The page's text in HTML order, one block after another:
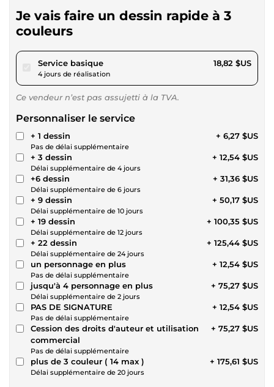
Je vais faire un dessin rapide à 3
couleurs
Service basiquepour 17,34 $US
4 jours de réalisation
18,82 $US
Ce vendeur n’est pas assujetti à la TVA.
Personnaliser le service
+ 1 dessin
Pas de délai supplémentaire
+ 6,27 $US
+ 3 dessin
Délai supplémentaire de 4 jours
+ 12,54 $US
+6 dessin
Délai supplémentaire de 6 jours
+ 31,36 $US
+ 9 dessin
Délai supplémentaire de 10 jours
+ 50,17 $US
+ 19 dessin
Délai supplémentaire de 12 jours
+ 100,35 $US
+ 22 dessin
Délai supplémentaire de 24 jours
+ 125,44 $US
un personnage en plus
Pas de délai supplémentaire
+ 12,54 $US
jusqu'à 4 personnage en plus
Délai supplémentaire de 2 jours
+ 75,27 $US
PAS DE SIGNATURE
Pas de délai supplémentaire
+ 12,54 $US
Cession des droits d'auteur et utilisation
commercial
Pas de délai supplémentaire
+ 75,27 $US
plus de 3 couleur ( 14 max )
Délai supplémentaire de 20 jours
+ 175,61 $US